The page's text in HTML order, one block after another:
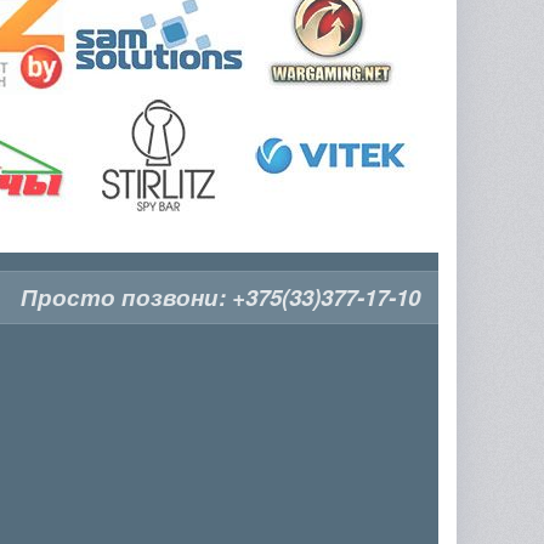
Просто позвони: +375(33)377-17-10